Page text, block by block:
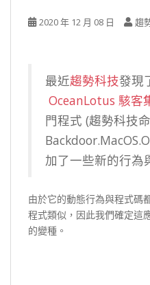
2020 年 12 月 08 日 趨
最近趨勢科技發現
OceanLotus 駭客
門程式 (趨勢科技
加了一些新的行為
由於它的動態行為與程式碼
程式類似，因此我們確定
的變種。